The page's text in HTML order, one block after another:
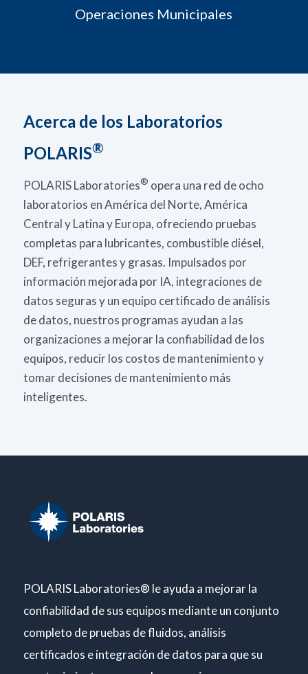
Operaciones Municipales
Acerca de los Laboratorios
POLARIS®
POLARIS Laboratories® opera una red de ocho
laboratorios en América del Norte, América
Central y Latina y Europa, ofreciendo pruebas
completas para lubricantes, combustible diésel,
DEF, refrigerantes y grasas. Impulsados por
información mejorada por IA, integraciones de
datos seguras y un equipo certificado de análisis
de datos, nuestros programas ayudan a las
organizaciones a mejorar la confiabilidad de los
equipos, reducir los costos de mantenimiento y
tomar decisiones de mantenimiento más
inteligentes.
POLARIS Laboratories® le ayuda a mejorar la
confiabilidad de sus equipos mediante un conjunto
completo de pruebas de fluidos, análisis
certificados e integración de datos para que su